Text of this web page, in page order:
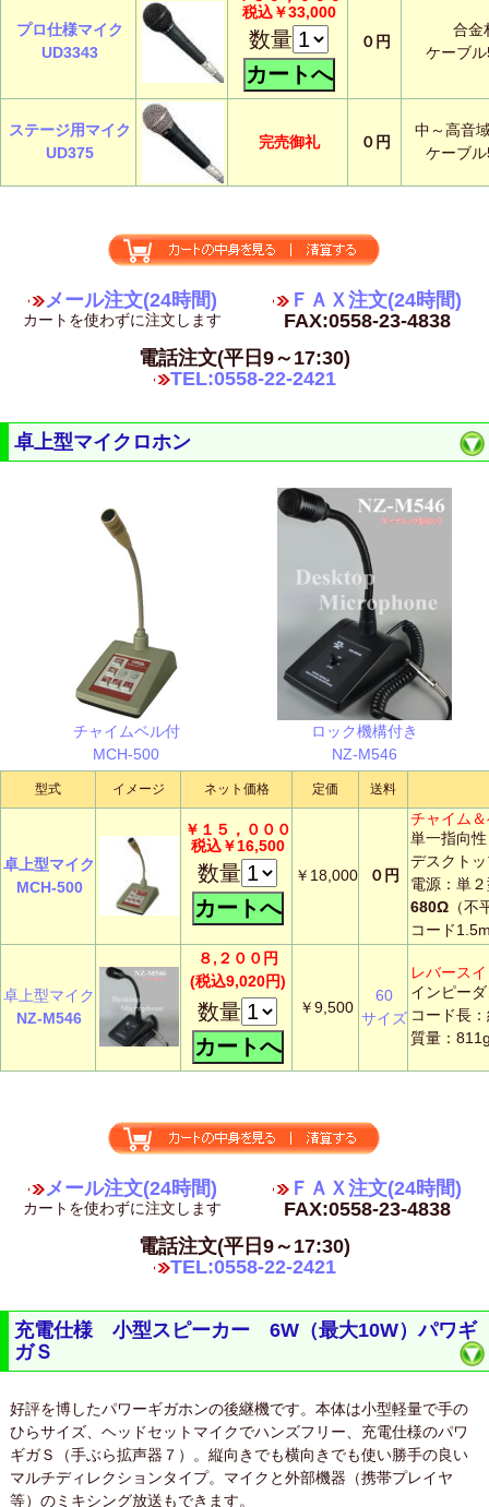
プロ仕様マイク
UD3343
税込￥33,000
数量 ０円
合金
ケーブ
ステージ用マイク
UD375
完売御礼 ０円
中～高音
ケーブ
メール注文(24時間)
カートを使わずに注文します
ＦＡＸ注文(24時間)
FAX:0558-23-4838
電話注文(平日9～17:30)
TEL:0558-22-2421
卓上型マイクロホン
チャイムベル付
MCH-500
ロック機構付き
NZ-M546
型式 イメージ ネット価格 定価 送料
卓上型マイク
MCH-500
￥１５，０００
税込￥16,500
数量 ￥18,000 ０円
チャイム
単一指向性
デスクト
電源：単
680Ω （不
コード
卓上型マイク
NZ-M546
８,２００円
(税込9,020円)
数量 ￥9,500
60
サイズ
レバース
インピー
コード長
質量：
メール注文(24時間)
カートを使わずに注文します
ＦＡＸ注文(24時間)
FAX:0558-23-4838
電話注文(平日9～17:30)
TEL:0558-22-2421
充電仕様 小型スピーカー 6W（最大10W）パワギ
ガＳ
好評を博したパワーギガホンの後継機です。本体は小型軽量で手の
ひらサイズ、ヘッドセットマイクでハンズフリー、充電仕様のパワ
ギガＳ（手ぶら拡声器７）。縦向きでも横向きでも使い勝手の良い
マルチディレクションタイプ。マイクと外部機器（携帯プレイヤ
等）のミキシング放送もできます。